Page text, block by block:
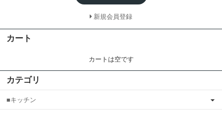
新規会員登録
カート
カートは空です
カテゴリ
■キッチン